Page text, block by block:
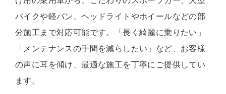
バイクや軽バン、ヘッドライトやホイールなどの部
分施工まで対応可能です。「長く綺麗に乗りたい」
「メンテナンスの手間を減らしたい」など、お客様
の声に耳を傾け、最適な施工を丁寧にご提供してい
ます。